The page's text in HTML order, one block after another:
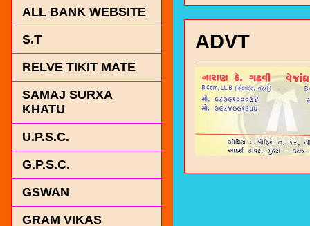
ADVT
ALL BANK WEBSITE
S.T
RELVE TIKIT MATE
SAMAJ SURXA
KHATU
U.P.S.C.
G.P.S.C.
GSWAN
GRAM VIKAS